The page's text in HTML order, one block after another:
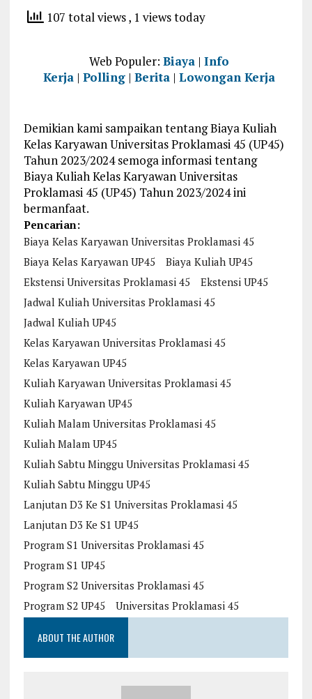
107 total views, 1 views today
Web Populer:Biaya |Info
Kerja |Polling |Berita |Lowongan Kerja
Demikian kami sampaikan tentang Biaya Kuliah
Kelas Karyawan Universitas Proklamasi 45 (UP45)
Tahun 2023/2024 semoga informasi tentang
Biaya Kuliah Kelas Karyawan Universitas
Proklamasi 45 (UP45) Tahun 2023/2024 ini
bermanfaat.
Pencarian:
Biaya Kelas Karyawan Universitas Proklamasi 45
Biaya Kelas Karyawan UP45
Biaya Kuliah UP45
Ekstensi Universitas Proklamasi 45
Ekstensi UP45
Jadwal Kuliah Universitas Proklamasi 45
Jadwal Kuliah UP45
Kelas Karyawan Universitas Proklamasi 45
Kelas Karyawan UP45
Kuliah Karyawan Universitas Proklamasi 45
Kuliah Karyawan UP45
Kuliah Malam Universitas Proklamasi 45
Kuliah Malam UP45
Kuliah Sabtu Minggu Universitas Proklamasi 45
Kuliah Sabtu Minggu UP45
Lanjutan D3 Ke S1 Universitas Proklamasi 45
Lanjutan D3 Ke S1 UP45
Program S1 Universitas Proklamasi 45
Program S1 UP45
Program S2 Universitas Proklamasi 45
Program S2 UP45
Universitas Proklamasi 45
ABOUT THE AUTHOR